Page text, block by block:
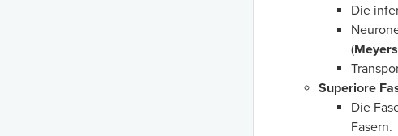
Die
(
Superiore
Die
Fasern.